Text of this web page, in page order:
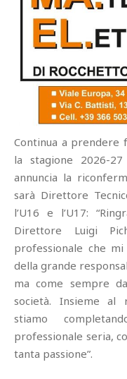
Continua a prendere
la stagione 2026-
annuncia la
sarà Direttore
l’U16 e l’U17:
Direttore Luigi
professionale che
della grande
ma come sempre
società. Insieme al
stiamo
professionale seria,
tanta passione”.